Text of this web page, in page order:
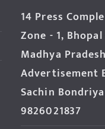
14 Press
Zone - 1, Bhopal
Madhya
Advertisement
Sachin
9826021837